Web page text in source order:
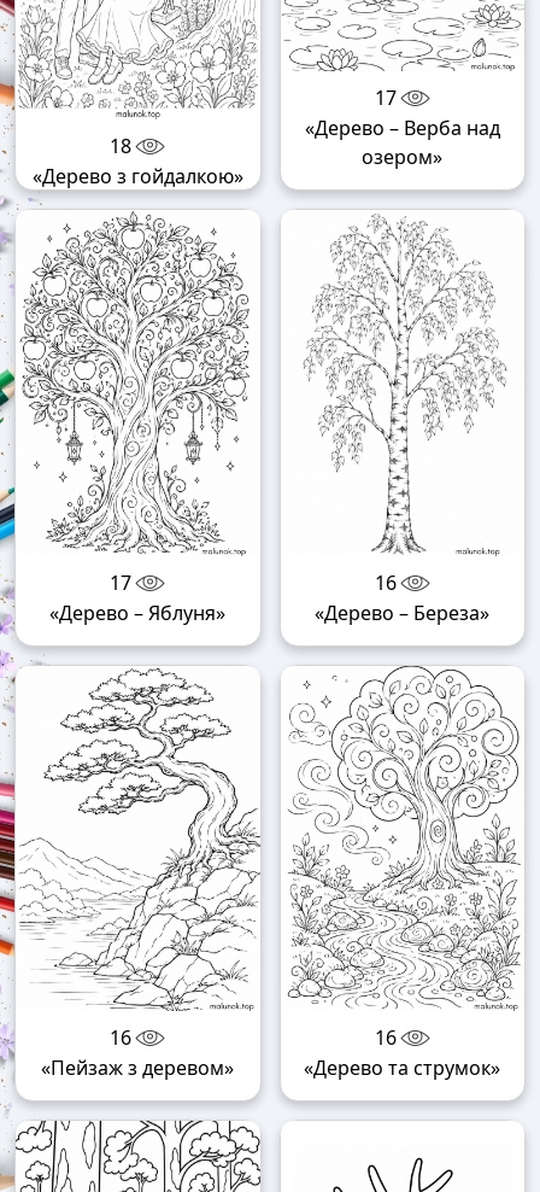
18
«Дерево з гойдалкою»
17
«Дерево – Верба над
озером»
17
«Дерево – Яблуня»
16
«Дерево – Береза»
16
«Пейзаж з деревом»
16
«Дерево та струмок»